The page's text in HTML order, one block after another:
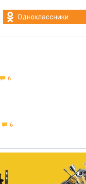
Одноклассники
6
6